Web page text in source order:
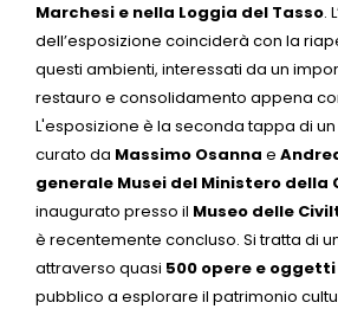
Marchesi e nella Loggia del Tasso.
dell’esposizione coinciderà con la
questi ambienti, interessati da un
restauro e consolidamento appena
L'esposizione è la seconda tappa di
curato da Massimo Osanna e
generale Musei del Ministero della
inaugurato presso il Museo delle
è recentemente concluso. Si tratta di
attraverso quasi 500 opere e oggetti
pubblico a esplorare il patrimonio